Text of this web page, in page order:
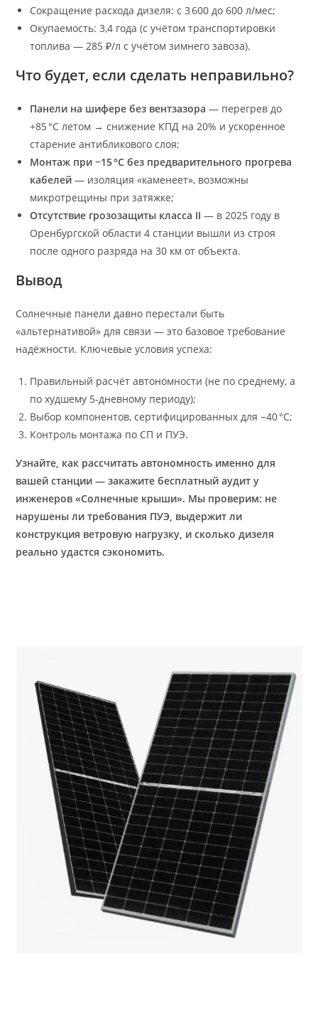
Сокращение расхода дизеля: с 3 600 до 600 л/мес;
Окупаемость: 3,4 года (с учётом транспортировки
топлива — 285 ₽/л с учётом зимнего завоза).
Что будет, если сделать неправильно?
Панели на шифере без вентзазора — перегрев до
+85 °C летом → снижение КПД на 20% и ускоренное
старение антибликового слоя;
Монтаж при −15 °C без предварительного прогрева
кабелей — изоляция «каменеет», возможны
микротрещины при затяжке;
Отсутствие грозозащиты класса II — в 2025 году в
Оренбургской области 4 станции вышли из строя
после одного разряда на 30 км от объекта.
Вывод
Солнечные панели давно перестали быть
«альтернативой» для связи — это базовое требование
надёжности. Ключевые условия успеха:
Правильный расчёт автономности (не по среднему, а
по худшему 5-дневному периоду);
Выбор компонентов, сертифицированных для −40 °C;
Контроль монтажа по СП и ПУЭ.
Узнайте, как рассчитать автономность именно для
вашей станции — закажите бесплатный аудит у
инженеров «Солнечные крыши». Мы проверим: не
нарушены ли требования ПУЭ, выдержит ли
конструкция ветровую нагрузку, и сколько дизеля
реально удастся сэкономить.